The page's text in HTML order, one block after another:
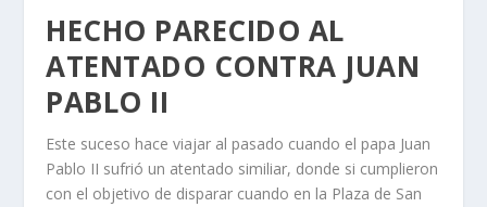
HECHO PARECIDO AL
ATENTADO CONTRA JUAN
PABLO II
Este suceso hace viajar al pasado cuando el papa Juan
Pablo II sufrió un atentado similiar, donde si cumplieron
con el objetivo de disparar cuando en la Plaza de San